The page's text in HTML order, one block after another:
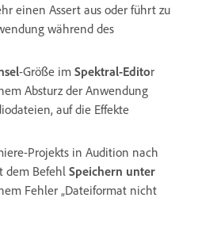
einen Assert aus oder führt zu
während des
-Größe im Spektral-Editor
Absturz der Anwendung
auf die Effekte
Projekts in Audition nach
dem Befehl Speichern unter
Fehler „Dateiformat nicht